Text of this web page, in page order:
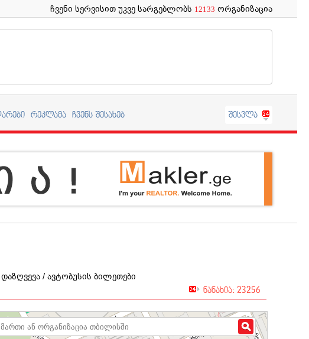
ჩვენი სერვისით უკვე სარგებლობს 12133 ორგანიზაცია
რეკლამა ჩვენს შესახებ შესვლა
/ ავტობუსის ბილეთები
ნანახია: 23256